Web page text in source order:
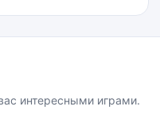
интересными играми.